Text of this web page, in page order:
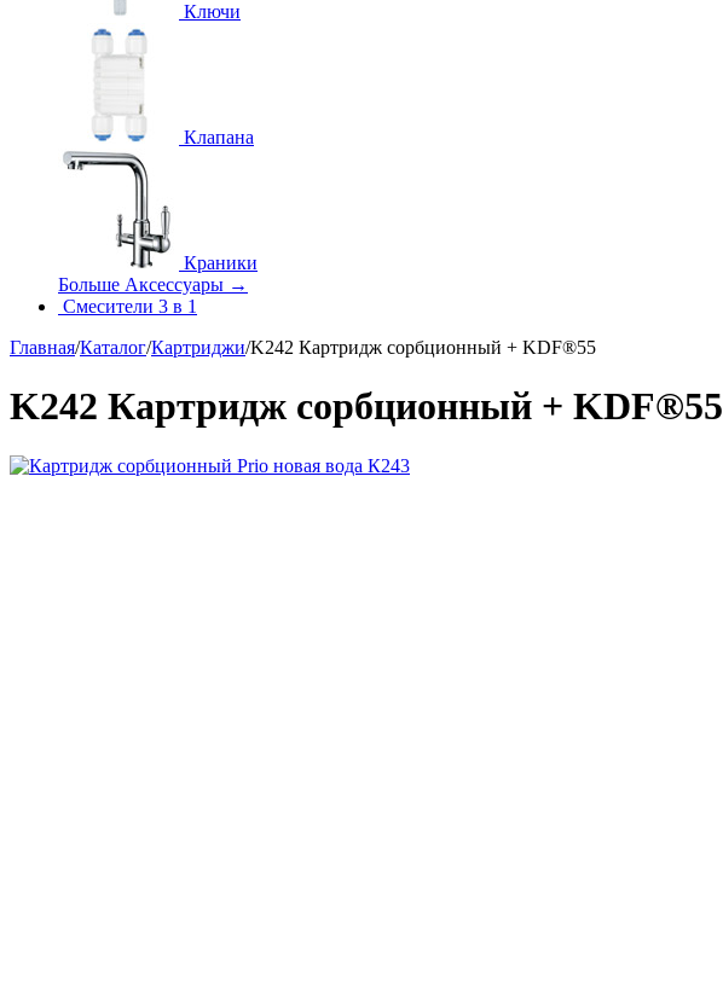
Ключи
Клапана
Краники
Больше Аксессуары →
Смесители 3 в 1
Главная/Каталог/Картриджи/K242 Картридж сорбционный + KDF®55
K242 Картридж сорбционный + KDF®55